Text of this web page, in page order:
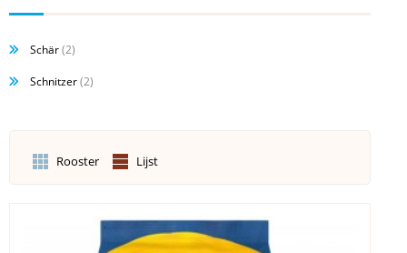
Schär(2)
Schnitzer(2)
Rooster Lijst